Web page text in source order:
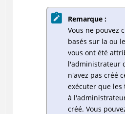
Remarque :
Vous ne pouvez
basés sur la ou
vous ont été
l'administrateur
n'avez pas créé
exécuter que les
à
créé. Vous